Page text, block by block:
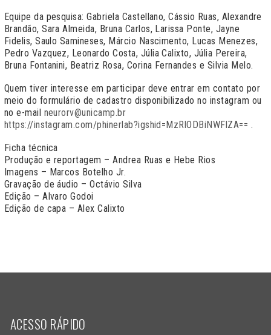
Equipe da pesquisa: Gabriela Castellano, Cássio Ruas, Alexandre
Brandão, Sara Almeida, Bruna Carlos, Larissa Ponte, Jayne
Fidelis, Saulo Samineses, Márcio Nascimento, Lucas Menezes,
Pedro Vazquez, Leonardo Costa, Júlia Calixto, Júlia Pereira,
Bruna Fontanini, Beatriz Rosa, Corina Fernandes e Silvia Melo.
Quem tiver interesse em participar deve entrar em contato por
meio do formulário de cadastro disponibilizado no instagram ou
no e-mail neurorv@unicamp.br
https://instagram.com/phinerlab?igshid=MzRlODBiNWFlZA== .
Ficha técnica
Produção e reportagem – Andrea Ruas e Hebe Rios
Imagens – Marcos Botelho Jr.
Gravação de áudio – Octávio Silva
Edição – Alvaro Godoi
Edição de capa – Alex Calixto
ACESSO RÁPIDO